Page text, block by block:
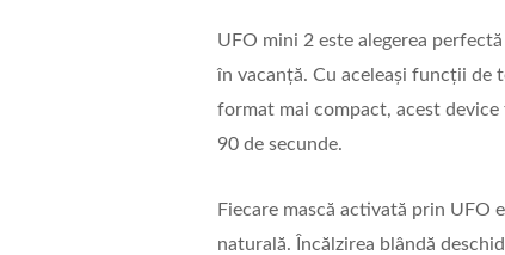
UFO mini 2 este alegerea
în vacanță. Cu aceleași funcții de
format mai compact, acest
90 de secunde.
Fiecare mască activată prin UFO
naturală. Încălzirea blândă